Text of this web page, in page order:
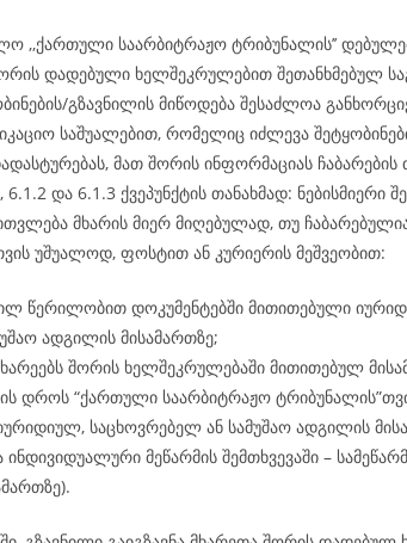
,,ქართული საარბიტრაჟო ტრიბუნალის’’
დადებული ხელშეკრულებით შეთანხმებულ
გზავნილის მიწოდება შესაძლოა
საშუალებით, რომელიც იძლევა
მათ შორის ინფორმაციას ჩაბარების
და 6.1.3 ქვეპუნქტის თანახმად: ნებისმიერი
მხარის მიერ მიღებულად, თუ
უშუალოდ, ფოსტით ან კურიერის მეშვეობით:
წერილობით დოკუმენტებში მითითებული
ადგილის მისამართზე;
შორის ხელშეკრულებაში მითითებულ
დროს “ქართული საარბიტრაჟო
საცხოვრებელ ან სამუშაო ადგილის
მეწარმის შემთხვევაში –